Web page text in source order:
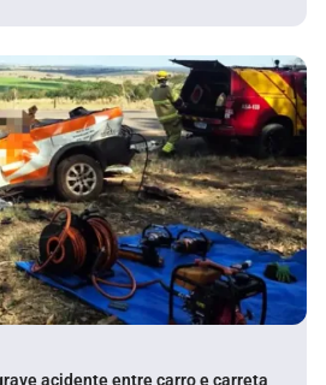
acidente entre carro e carreta